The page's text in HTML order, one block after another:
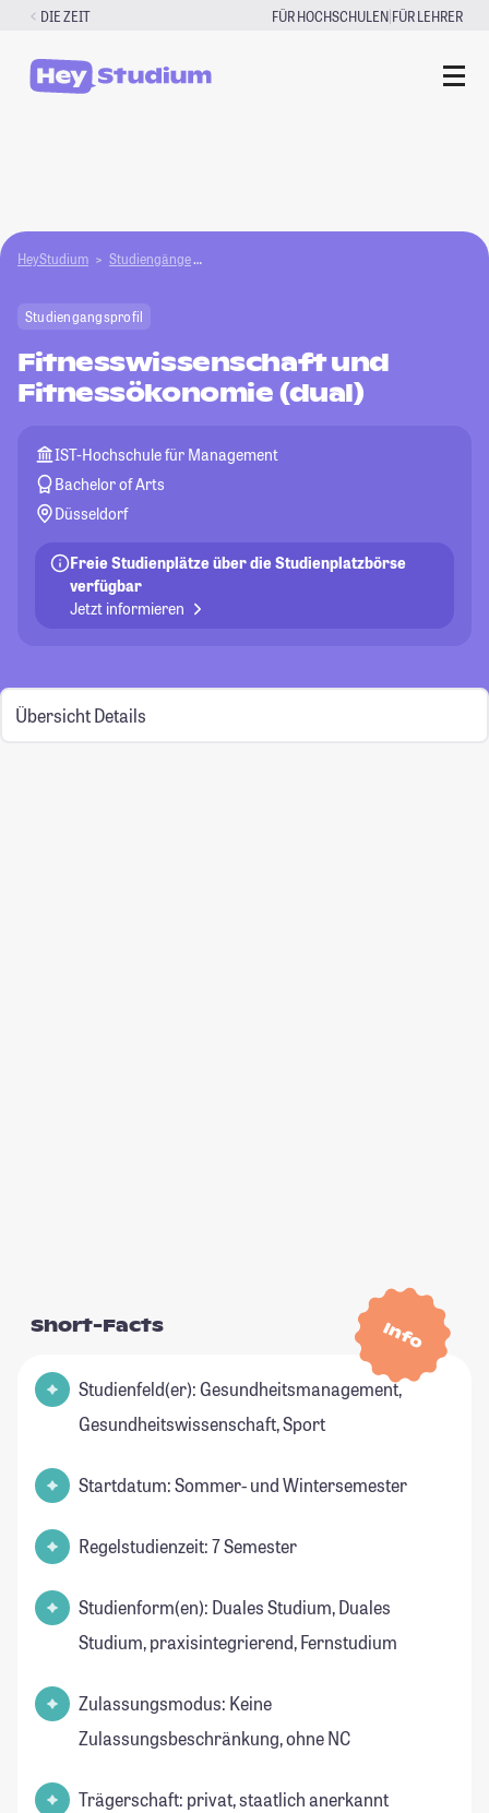
Zum
springen
DIE ZEIT FÜR HOCHSCHULEN|FÜR LEHRER
HeyStudium Studiengänge Fitnesswissenschaft und Fitnessökonomie
Studiengangsprofil
Fitnesswissenschaft und
Fitnessökonomie (dual)
IST-Hochschule für Management
Bachelor of Arts
Düsseldorf
Freie Studienplätze über die Studienplatzbörse
verfügbar
Jetzt informieren
Übersicht Details
Info
Short-Facts
Studienfeld(er): Gesundheitsmanagement,
Gesundheitswissenschaft, Sport
Startdatum: Sommer- und Wintersemester
Regelstudienzeit: 7 Semester
Studienform(en): Duales Studium, Duales
Studium, praxisintegrierend, Fernstudium
Zulassungsmodus: Keine
Zulassungsbeschränkung, ohne NC
Trägerschaft: privat, staatlich anerkannt